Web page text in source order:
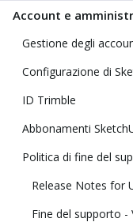
Account e
Gestione degli
Configurazione di
ID Trimble
Abbonamenti
Politica di fine del
Release Notes for
Fine del supporto -